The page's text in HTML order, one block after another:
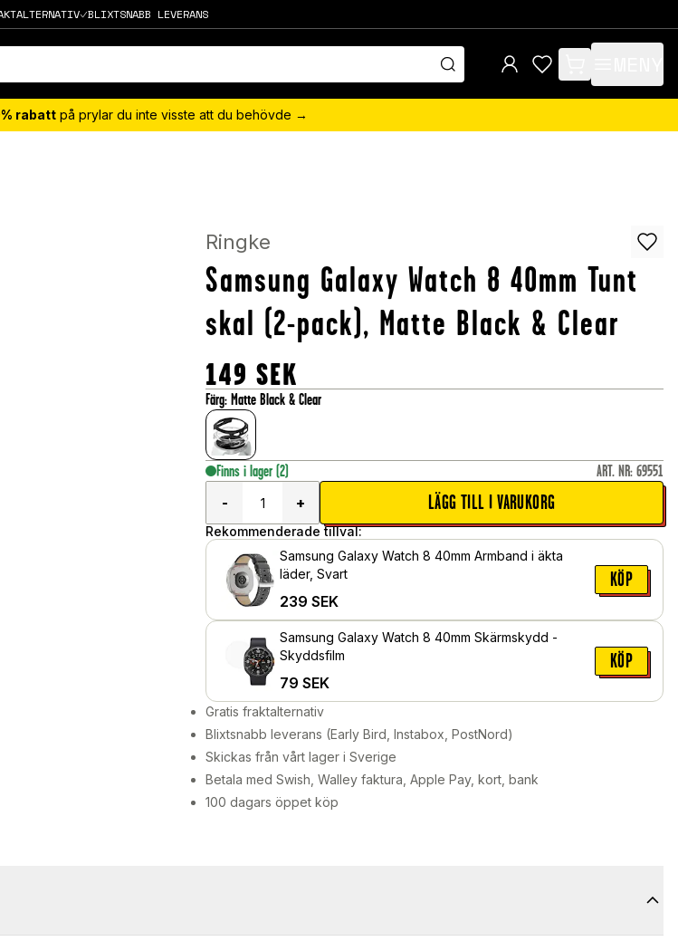
BLIXTSNABB LEVERANS
items in cart, view
rabatt på prylar du inte visste att du behövde →
Ringke
Samsung Galaxy Watch 8 40mm Tunt
skal (2-pack), Matte Black & Clear
149 SEK
Färg: Matte Black & Clear
Finns i lager (2) ART. NR: 69551
-
+ LÄGG TILL I VARUKORG
Rekommenderade tillval:
Samsung Galaxy Watch 8 40mm Armband i äkta
läder, Svart
239 SEK
KÖP
Samsung Galaxy Watch 8 40mm Skärmskydd -
Skyddsfilm
79 SEK
KÖP
Gratis fraktalternativ
Blixtsnabb leverans (Early Bird, Instabox, PostNord)
Skickas från vårt lager i Sverige
Betala med Swish, Walley faktura, Apple Pay, kort, bank
100 dagars öppet köp